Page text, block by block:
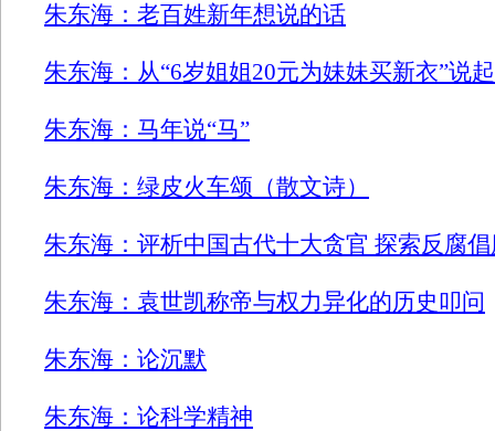
朱东海：老百姓新年想说的话
朱东海：从“6岁姐姐20元为妹妹买新衣”说起
朱东海：马年说“马”
朱东海：绿皮火车颂（散文诗）
朱东海：评析中国古代十大贪官 探索反腐
朱东海：袁世凯称帝与权力异化的历史叩问
朱东海：论沉默
朱东海：论科学精神